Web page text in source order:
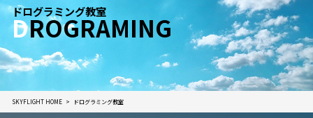
ドログラミング教室
DROGRAMING
SKYFLIGHT HOME ドログラミング教室